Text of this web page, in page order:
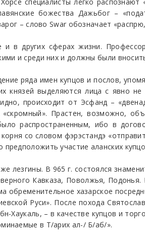
божества Дажьбог –
– слово Swar обозначает
в других сферах жизни.
и среди них и должны были
ряда имен купцов и послов,
князей выделяются лица с явно
происходит от Эсфанд –
Прастен, возможно,
распространенным, ибо в
со словом фэрэстандэ
участие аланских
лезгины. В 965 г. состоялся
Кавказа, Поволжья, Подонья.
обременительное хазарское
Руси». После похода
Хаукаль, – в качестве купцов и
в Т/арих ал-/ Б/аб/».